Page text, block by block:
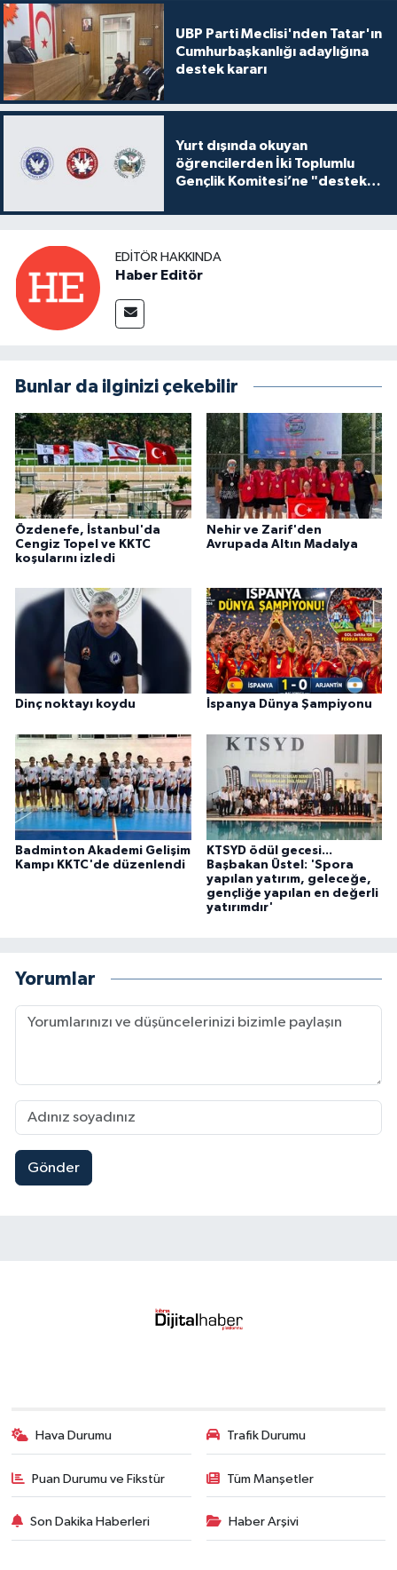
UBP Parti Meclisi'nden Tatar'ın
Cumhurbaşkanlığı adaylığına
destek kararı
Yurt dışında okuyan
öğrencilerden İki Toplumlu
Gençlik Komitesi’ne "destek
EDITÖR HAKKINDA
Haber Editör
Bunlar da ilginizi çekebilir
Özdenefe, İstanbul'da
Cengiz Topel ve KKTC
koşularını izledi
Nehir ve Zarif'den
Avrupada Altın Madalya
Dinç noktayı koydu İspanya Dünya Şampiyonu
Badminton Akademi Gelişim
Kampı KKTC'de düzenlendi
KTSYD ödül gecesi...
Başbakan Üstel: 'Spora
yapılan yatırım, geleceğe,
gençliğe yapılan en değerli
yatırımdır'
Yorumlar
Gönder
Hava Durumu Trafik Durumu
Puan Durumu ve Fikstür Tüm Manşetler
Son Dakika Haberleri Haber Arşivi